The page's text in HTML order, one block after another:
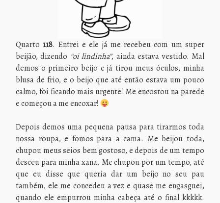
Quarto 118. Entrei e ele já me recebeu com um super
beijão, dizendo “oi lindinha”, ainda estava vestido. Mal
demos o primeiro beijo e já tirou meus óculos, minha
blusa de frio, e o beijo que até então estava um pouco
calmo, foi ficando mais urgente! Me encostou na parede
e começou a me encoxar!
Depois demos uma pequena pausa para tirarmos toda
nossa roupa, e fomos para a cama. Me beijou toda,
chupou meus seios bem gostoso, e depois de um tempo
desceu para minha xana. Me chupou por um tempo, até
que eu disse que queria dar um beijo no seu pau
também, ele me concedeu a vez e quase me engasguei,
quando ele empurrou minha cabeça até o final kkkkk.